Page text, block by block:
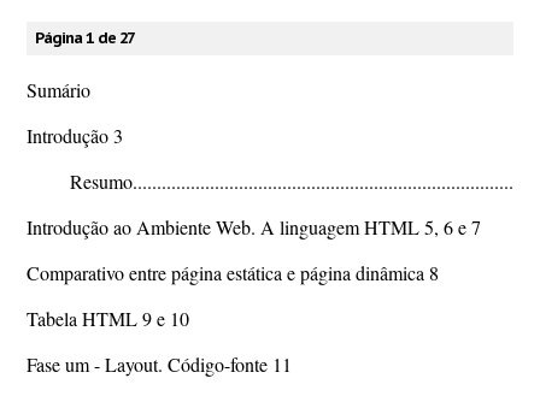
Página 1 de 27
Sumário
Introdução 3
Introdução ao Ambiente Web. A linguagem HTML 5, 6 e 7
Comparativo entre página estática e página dinâmica 8
Tabela HTML 9 e 10
Fase um - Layout. Código-fonte 11